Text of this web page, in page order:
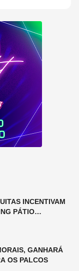
INCENTIVAM
PÁTIO
GANHARÁ
OS PALCOS